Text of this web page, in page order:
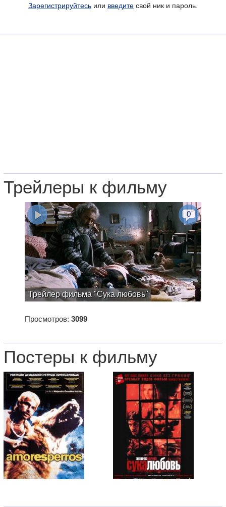
Зарегистрируйтесь или введите свой ник и пароль.
Трейлеры к фильму
Трейлер фильма "Сука любовь"
0
Просмотров: 3099
Постеры к фильму